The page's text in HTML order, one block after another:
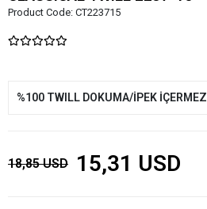
Product Code: CT223715
%100 TWILL DOKUMA/İPEK İÇERMEZ
18,85 USD 15,31 USD